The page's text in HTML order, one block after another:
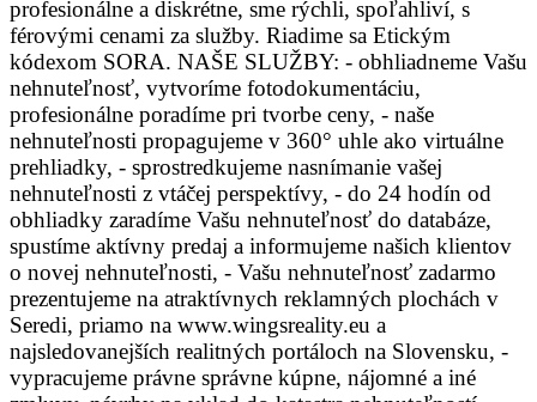
profesionálne a diskrétne, sme rýchli, spoľahliví, s
férovými cenami za služby. Riadime sa Etickým
kódexom SORA. NAŠE SLUŽBY: - obhliadneme Vašu
nehnuteľnosť, vytvoríme fotodokumentáciu,
profesionálne poradíme pri tvorbe ceny, - naše
nehnuteľnosti propagujeme v 360° uhle ako virtuálne
prehliadky, - sprostredkujeme nasnímanie vašej
nehnuteľnosti z vtáčej perspektívy, - do 24 hodín od
obhliadky zaradíme Vašu nehnuteľnosť do databáze,
spustíme aktívny predaj a informujeme našich klientov
o novej nehnuteľnosti, - Vašu nehnuteľnosť zadarmo
prezentujeme na atraktívnych reklamných plochách v
Seredi, priamo na www.wingsreality.eu a
najsledovanejších realitných portáloch na Slovensku, -
vypracujeme právne správne kúpne, nájomné a iné